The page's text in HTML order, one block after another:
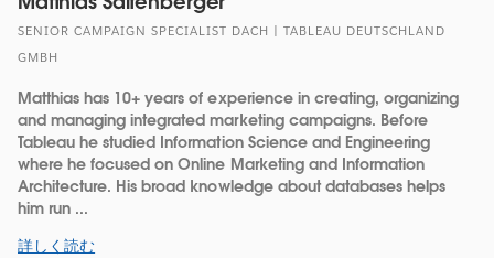
SENIOR CAMPAIGN SPECIALIST DACH | TABLEAU DEUTSCHLAND
GMBH
Matthias has 10+ years of experience in creating, organizing
and managing integrated marketing campaigns. Before
Tableau he studied Information Science and Engineering
where he focused on Online Marketing and Information
Architecture. His broad knowledge about databases helps
him run ...
詳しく読む